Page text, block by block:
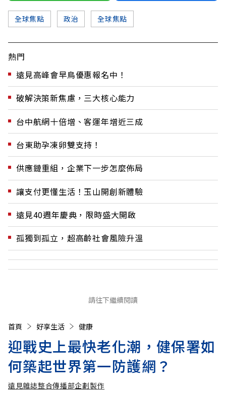
全球焦點 政治 全球焦點
熱門
遠見高峰會早鳥優惠報名中！
破解決策新焦慮，三大核心能力
台中航網十倍增、客運年增近三成
台東助孕凍卵雙支持！
供應鏈重組，企業下一步怎麼佈局
讓支付更懂生活！玉山開創新體驗
遠見40週年慶典，限時盛大開啟
孤獨到孤立，超高齡社會風險升溫
請往下繼續閱讀
首頁 好享生活 健康
迎戰史上最快老化潮，健保署如
何築起世界第一防護網？
遠見雜誌整合傳播部企劃製作